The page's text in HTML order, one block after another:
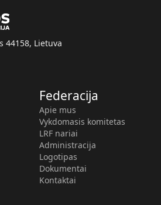
44158, Lietuva
Federacija
Apie mus
Vykdomasis komitetas
LRF nariai
Administracija
Logotipas
Dokumentai
Kontaktai